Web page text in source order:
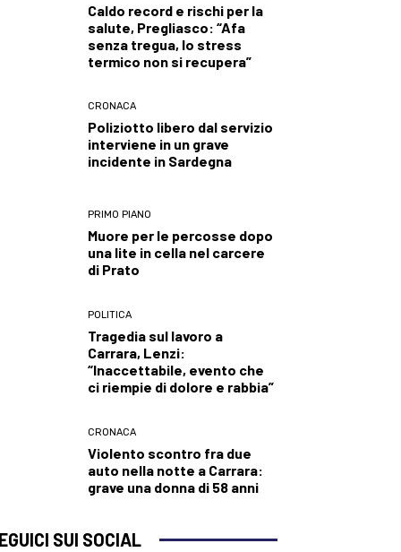
Caldo record e rischi per la
salute, Pregliasco: “Afa
senza tregua, lo stress
termico non si recupera”
CRONACA
Poliziotto libero dal servizio
interviene in un grave
incidente in Sardegna
PRIMO PIANO
Muore per le percosse dopo
una lite in cella nel carcere
di Prato
POLITICA
Tragedia sul lavoro a
Carrara, Lenzi:
“Inaccettabile, evento che
ci riempie di dolore e rabbia”
CRONACA
Violento scontro fra due
auto nella notte a Carrara:
grave una donna di 58 anni
SUI SOCIAL